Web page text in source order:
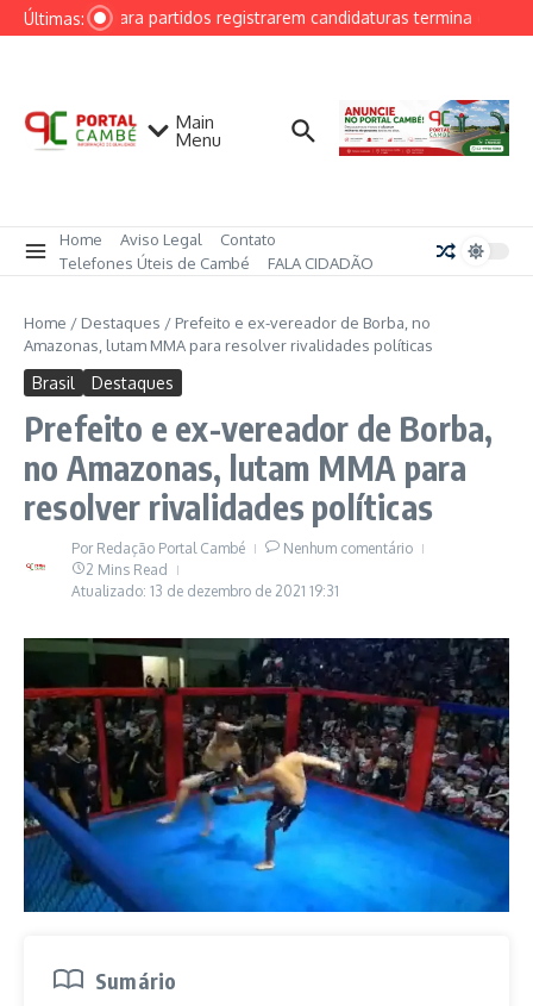
Ir para o conteúdo
Últimas:Prazo para partidos registrarem candidaturas termina em 15
Main
Menu
Home Aviso Legal
Contato
Telefones Úteis de Cambé
FALA CIDADÃO
Home / Destaques / Prefeito e ex-vereador de Borba, no
Amazonas, lutam MMA para resolver rivalidades políticas
Brasil Destaques
Prefeito e ex-vereador de Borba,
no Amazonas, lutam MMA para
resolver rivalidades políticas
Por Redação Portal Cambé
Nenhum comentário
2 Mins Read
Atualizado: 13 de dezembro de 2021 19:31
Sumário